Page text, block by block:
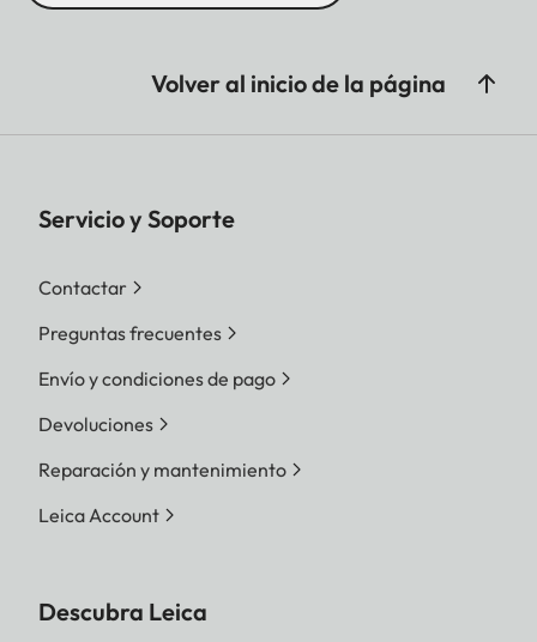
Volver al inicio de la página
Servicio y Soporte
Contactar
Preguntas frecuentes
Envío y condiciones de pago
Devoluciones
Reparación y mantenimiento
Leica Account
Descubra Leica